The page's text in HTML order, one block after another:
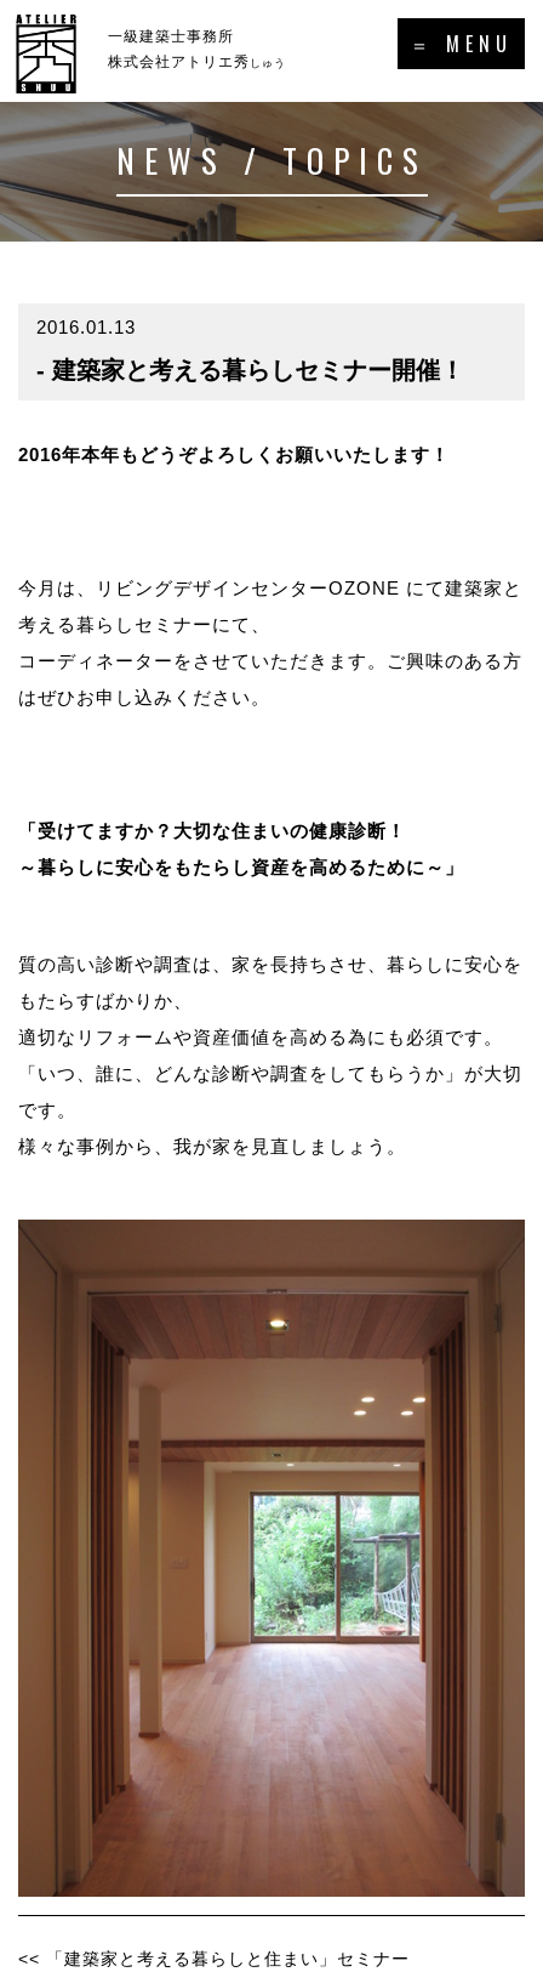
＝ MENU
一級建築士事務所
株式会社アトリエ秀 しゅう ×
ホーム
－HOME
新着情報・トピックス
事業案内 プロフィール
実績・受賞歴
NEWS / TOPICS
2016.01.13
- 建築家と考える暮らしセミナー開催！
2016年本年もどうぞよろしくお願いいたします！
今月は、
リビングデザインセンターOZONE にて建築家と
考える暮らしセミナーにて、
コーディネーターをさせていただきます。ご興味のある方
はぜひお申し込みください。
「受けてますか？大切な住まいの健康診断！
～暮らしに安心をもたらし資産を高めるために～」
質の高い診断や調査は、家を長持ちさせ、暮らしに安心を
もたらすばかりか、
適切なリフォームや資産価値を高める為にも必須です。
「いつ、誰に、どんな診断や調査をしてもらうか」が大切
です。
様々な事例から、我が家を見直しましょう。
<< 「建築家と考える暮らしと住まい」セミナー